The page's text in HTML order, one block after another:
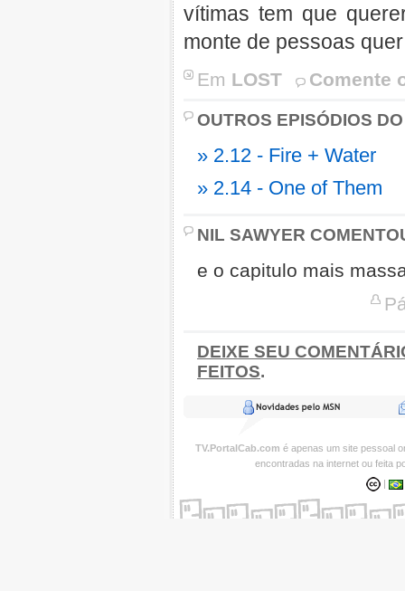
vítimas tem que
monte de pessoas
Em LOST Comente
OUTROS EPISÓDIOS
» 2.12 - Fire + Water
» 2.14 - One of Them
NIL SAWYER
e o capitulo mais
DEIXE SEU
FEITOS.
TV.PortalCab.com é apenas um site pessoal
encontradas na internet ou feita
|